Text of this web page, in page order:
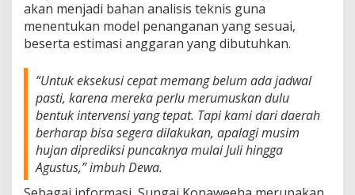
akan menjadi bahan analisis teknis guna
menentukan model penanganan yang sesuai,
beserta estimasi anggaran yang dibutuhkan.
“Untuk eksekusi cepat memang belum ada jadwal
pasti, karena mereka perlu merumuskan dulu
bentuk intervensi yang tepat. Tapi kami dari daerah
berharap bisa segera dilakukan, apalagi musim
hujan diprediksi puncaknya mulai Juli hingga
Agustus,” imbuh Dewa.